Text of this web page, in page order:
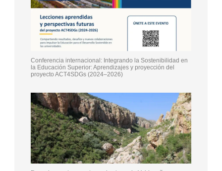
Conferencia internacional: Integrando la Sostenibilidad en
la Educación Superior: Aprendizajes y proyección del
proyecto ACT4SDGs (2024–2026)